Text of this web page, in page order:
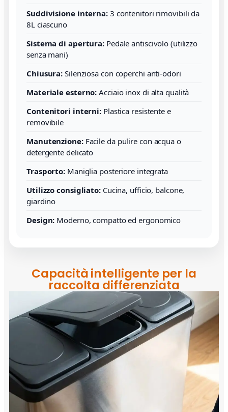
Suddivisione interna:3 contenitori rimovibili da
8L ciascuno
Sistema di apertura: Pedale antiscivolo (utilizzo
senza mani)
Chiusura: Silenziosa con coperchi anti-odori
Materiale esterno: Acciaio inox di alta qualità
Contenitori interni: Plastica resistente e
removibile
Manutenzione:Facile da pulire con acqua o
detergente delicato
Trasporto: Maniglia posteriore integrata
Utilizzo consigliato:Cucina, ufficio, balcone,
giardino
Design: Moderno, compatto ed ergonomico
Capacità intelligente per la
raccolta differenziata